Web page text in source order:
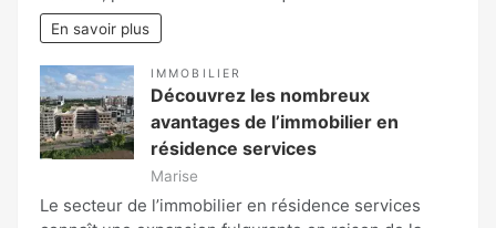
En savoir plus
IMMOBILIER
Découvrez les nombreux
avantages de l’immobilier en
résidence services
Marise
Le secteur de l’immobilier en résidence services